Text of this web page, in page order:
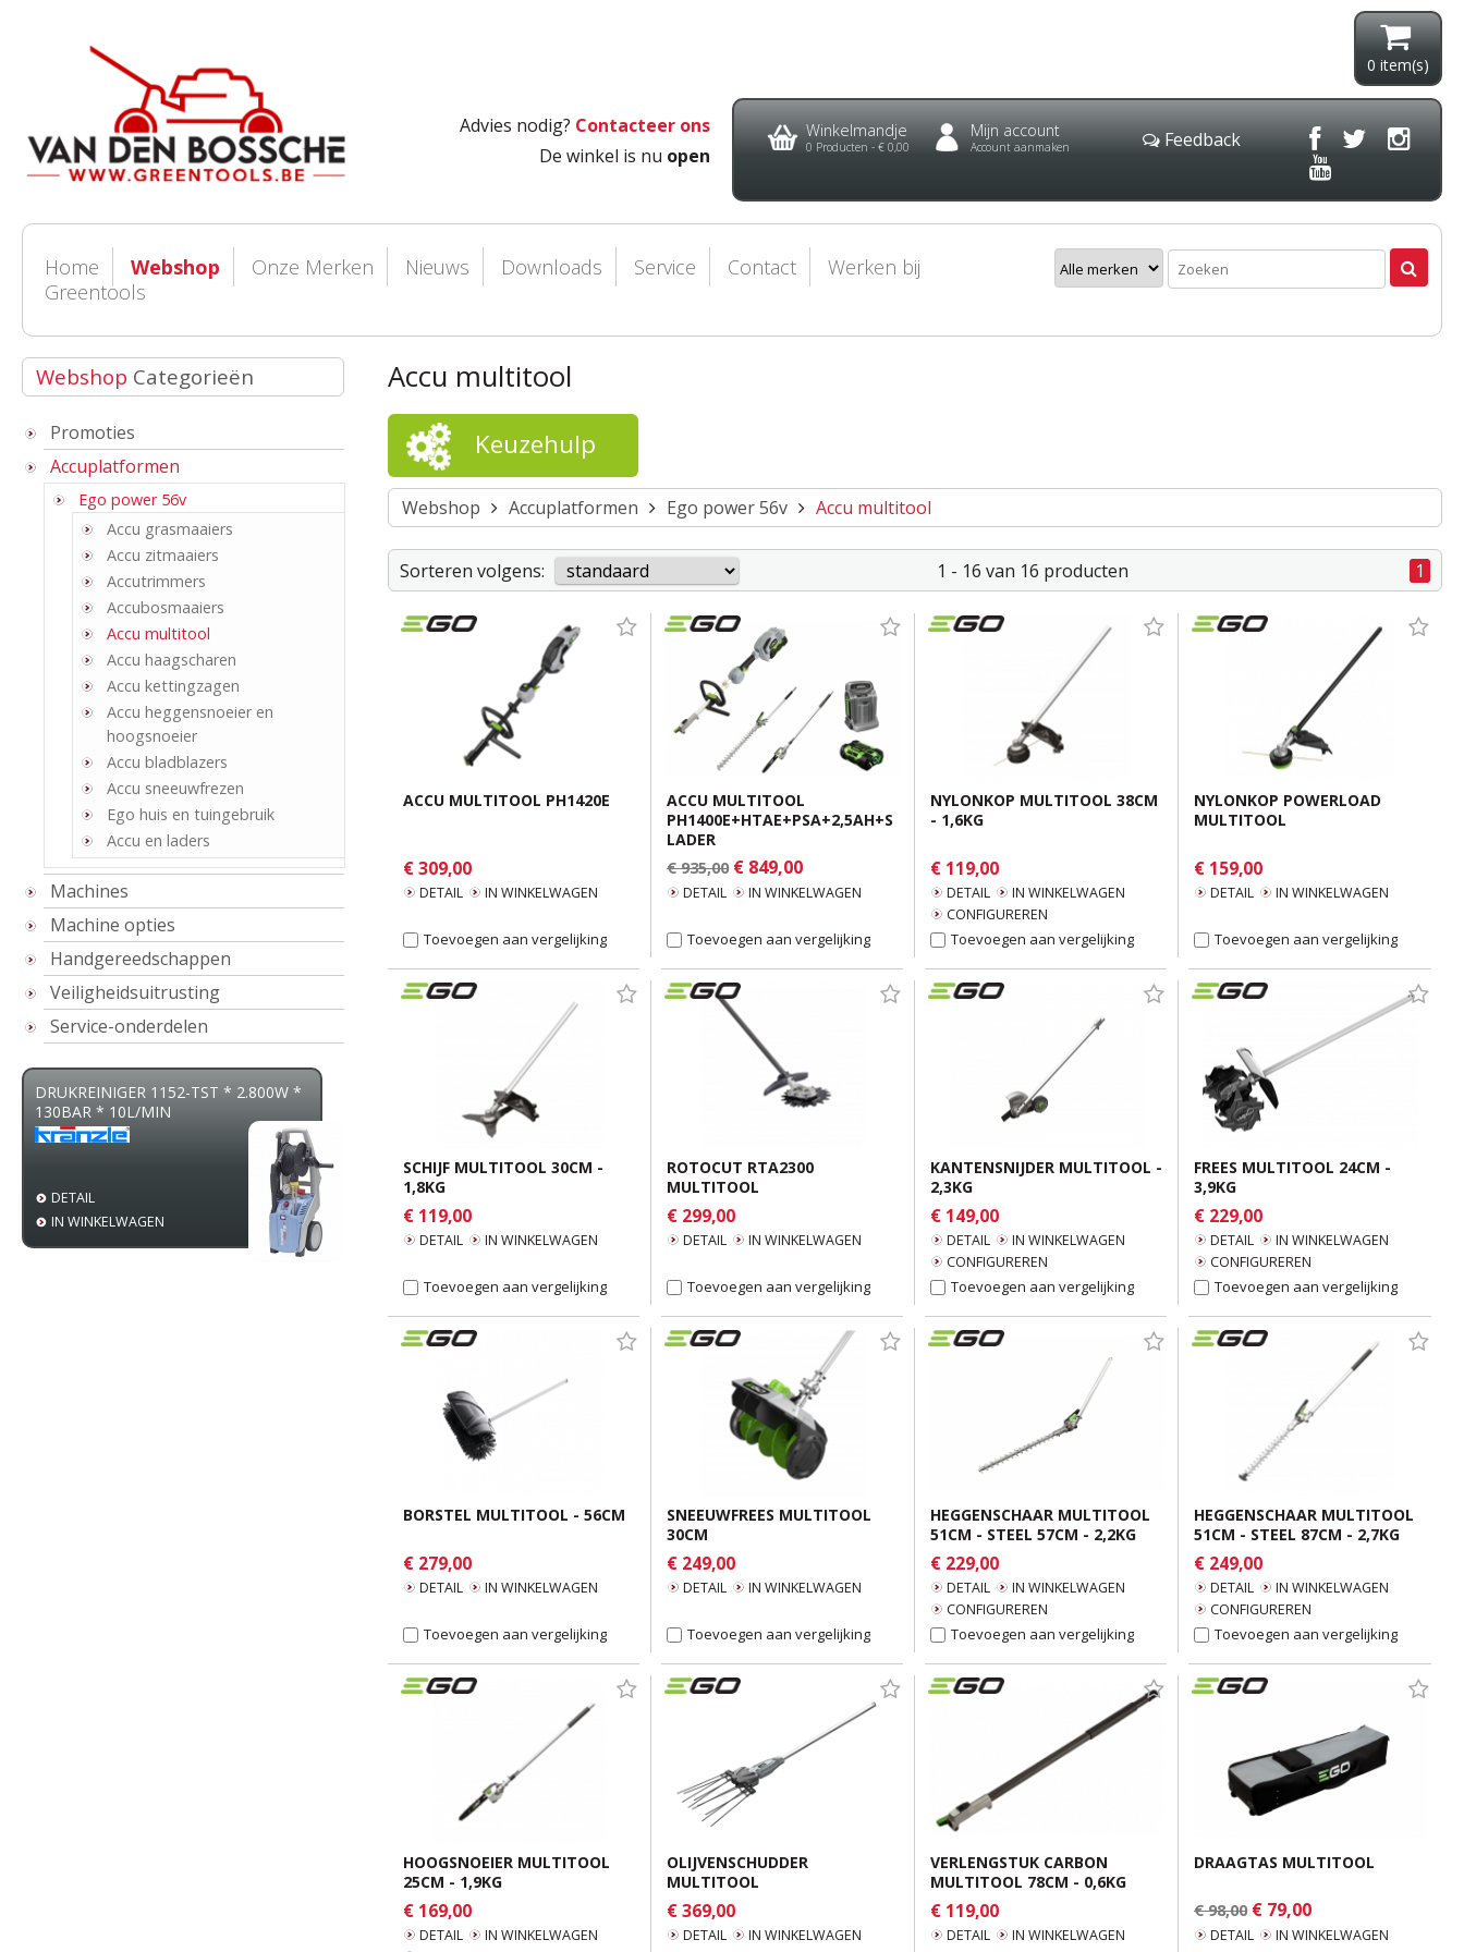
0 item(s)
Advies nodig? Contacteer ons
De winkel is nu open
Winkelmandje
0 Producten - € 0,00
Mijn account
Account aanmaken Feedback
Home Webshop Onze Merken Nieuws Downloads Service Contact
Werken bij
Greentools
Webshop Categorieën
Promoties
Accuplatformen
Ego power 56v
Accu grasmaaiers
Accu zitmaaiers
Accutrimmers
Accubosmaaiers
Accu multitool
Accu haagscharen
Accu kettingzagen
Accu heggensnoeier en
hoogsnoeier
Accu bladblazers
Accu sneeuwfrezen
Ego huis en tuingebruik
Accu en laders
Machines
Machine opties
Handgereedschappen
Veiligheidsuitrusting
Service-onderdelen
1152-TST * 2.800W *
* 10L/MIN
ZAAGBOK SMART HOLDER GESCHIKT
TOT Ø25CM - 4M LANG
DETAIL
IN WINKELWAGEN
ZITMAAIER Z6 ZT4201E-L - 107CM
IN WINKELWAGEN
Accu multitool
Keuzehulp
Webshop Accuplatformen Ego power 56v Accu multitool
Sorteren volgens: 1 - 16 van 16 producten 1
ACCU MULTITOOL PH1420E
€ 309,00
DETAIL IN WINKELWAGEN
Toevoegen aan vergelijking
ACCU MULTITOOL
PH1400E+HTAE+PSA+2,5AH+S
LADER
€ 935,00 € 849,00
DETAIL IN WINKELWAGEN
Toevoegen aan vergelijking
NYLONKOP MULTITOOL 38CM
- 1,6KG
€ 119,00
DETAIL
IN WINKELWAGEN
CONFIGUREREN
Toevoegen aan vergelijking
NYLONKOP POWERLOAD
MULTITOOL
€ 159,00
DETAIL IN WINKELWAGEN
Toevoegen aan vergelijking
SCHIJF MULTITOOL 30CM -
1,8KG
€ 119,00
DETAIL IN WINKELWAGEN
Toevoegen aan vergelijking
ROTOCUT RTA2300
MULTITOOL
€ 299,00
DETAIL IN WINKELWAGEN
Toevoegen aan vergelijking
KANTENSNIJDER MULTITOOL -
2,3KG
€ 149,00
DETAIL
IN WINKELWAGEN
CONFIGUREREN
Toevoegen aan vergelijking
FREES MULTITOOL 24CM -
3,9KG
€ 229,00
DETAIL
IN WINKELWAGEN
CONFIGUREREN
Toevoegen aan vergelijking
BORSTEL MULTITOOL - 56CM
€ 279,00
DETAIL IN WINKELWAGEN
Toevoegen aan vergelijking
SNEEUWFREES MULTITOOL
30CM
€ 249,00
DETAIL IN WINKELWAGEN
Toevoegen aan vergelijking
HEGGENSCHAAR MULTITOOL
51CM - STEEL 57CM - 2,2KG
€ 229,00
DETAIL
IN WINKELWAGEN
CONFIGUREREN
Toevoegen aan vergelijking
HEGGENSCHAAR MULTITOOL
51CM - STEEL 87CM - 2,7KG
€ 249,00
DETAIL
IN WINKELWAGEN
CONFIGUREREN
Toevoegen aan vergelijking
HOOGSNOEIER MULTITOOL
25CM - 1,9KG
€ 169,00
DETAIL
IN WINKELWAGEN
OLIJVENSCHUDDER
MULTITOOL
€ 369,00
DETAIL IN WINKELWAGEN
VERLENGSTUK CARBON
MULTITOOL 78CM - 0,6KG
€ 119,00
DETAIL IN WINKELWAGEN
DRAAGTAS MULTITOOL
€ 98,00 € 79,00
DETAIL IN WINKELWAGEN